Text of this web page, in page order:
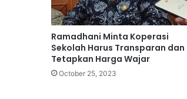
Ramadhani Minta Koperasi
Sekolah Harus Transparan dan
Tetapkan Harga Wajar
October 25, 2023